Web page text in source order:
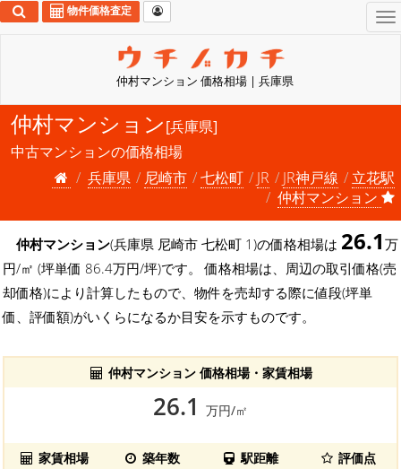
仲村マンション 価格相場 | 兵庫県
物件価格査定
仲村マンション[兵庫県]
中古マンションの価格相場
兵庫県
尼崎市 七松町 JR JR神戸線
立花駅
仲村マンション
仲村マンション(兵庫県 尼崎市 七松町 1)の価格相場は 26.1 万
円/㎡ (坪単価 86.4万円/坪)です。 価格相場は、周辺の取引価格(売
却価格)により計算したもので、物件を売却する際に値段(坪単
価、評価額)がいくらになるか目安を示すものです。
仲村マンション 価格相場・家賃相場
26.1 万円/㎡
家賃相場 築年数 駅距離 評価点